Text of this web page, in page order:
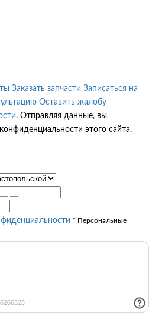
Заказать запчасти Записаться на
Оставить жалобу
. Отправляя данные, вы
этого сайта.
* Персональные